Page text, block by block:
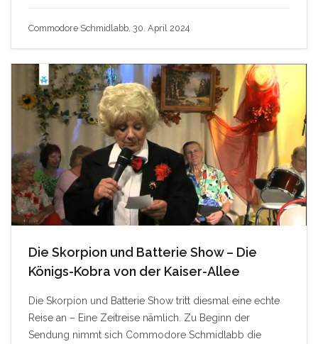
Commodore Schmidlabb, 30. April 2024
Die Skorpion und Batterie Show – Die
Königs-Kobra von der Kaiser-Allee
Die Skorpion und Batterie Show tritt diesmal eine echte
Reise an – Eine Zeitreise nämlich. Zu Beginn der
Sendung nimmt sich Commodore Schmidlabb die